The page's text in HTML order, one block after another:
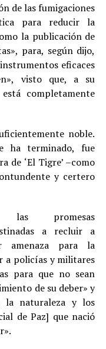
de las fumigaciones
para reducir la
la publicación de
para, según dijo,
eficaces
visto que, a su
completamente
noble.
ha terminado, fue
de ‘El Tigre’ –como
y certero
promesas
a recluir a
amenaza para la
a policías y militares
para que no sean
de su deber» y
la naturaleza y los
de Paz] que nació